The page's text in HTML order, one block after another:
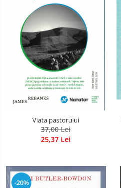
Viata pastorului
37,00 Lei
25,37 Lei
-20%